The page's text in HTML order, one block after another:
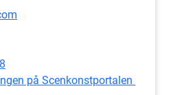
på Scenkonstportalen